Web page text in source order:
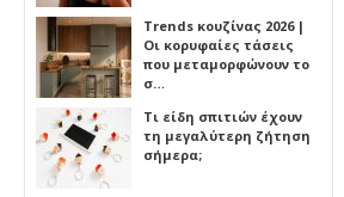
Trends κουζίνας 2026 |
Οι κορυφαίες τάσεις
που μεταμορφώνουν το
σ…
Τι είδη σπιτιών έχουν
τη μεγαλύτερη ζήτηση
σήμερα;